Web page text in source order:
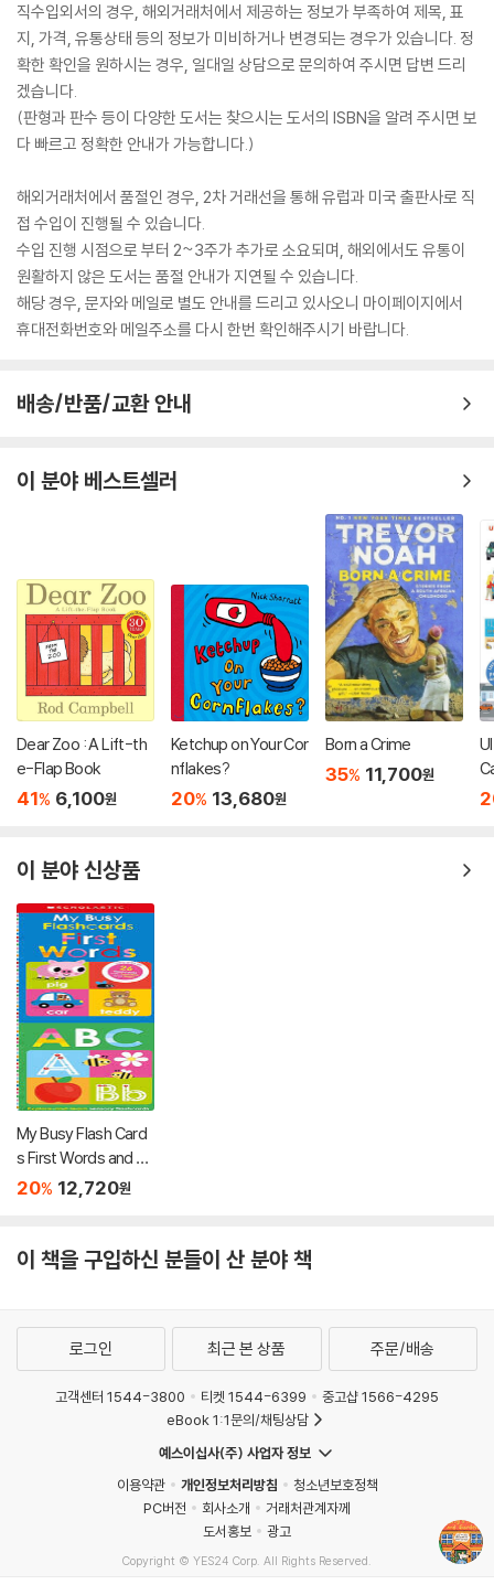
직수입외서의 경우, 해외거래처에서 제공하는 정보가 부족하여 제목, 표
지, 가격, 유통상태 등의 정보가 미비하거나 변경되는 경우가 있습니다. 정
확한 확인을 원하시는 경우, 일대일 상담으로 문의하여 주시면 답변 드리
겠습니다.
(판형과 판수 등이 다양한 도서는 찾으시는 도서의 ISBN을 알려 주시면 보
다 빠르고 정확한 안내가 가능합니다.)
해외거래처에서 품절인 경우, 2차 거래선을 통해 유럽과 미국 출판사로 직
접 수입이 진행될 수 있습니다.
수입 진행 시점으로 부터 2~3주가 추가로 소요되며, 해외에서도 유통이
원활하지 않은 도서는 품절 안내가 지연될 수 있습니다.
해당 경우, 문자와 메일로 별도 안내를 드리고 있사오니 마이페이지에서
휴대전화번호와 메일주소를 다시 한번 확인해주시기 바랍니다.
배송/반품/교환 안내
이 분야 베스트셀러
Dear Zoo : A Lift-th
e-Flap Book
41% 6,100원
Ketchup on Your Cor
nflakes?
20% 13,680원
Born a Crime
35% 11,700원
이 분야 신상품
My Busy Flash Card
s First Words and A
BC: Scholastic Early
20% 12,720원
이 책을 구입하신 분들이 산 분야 책
로그인 최근 본 상품 주문/배송
고객센터 1544-3800 티켓 1544-6399
중고샵 1566-4295
eBook 1:1문의/채팅상담
예스이십사(주) 사업자 정보
이용약관
개인정보처리방침
청소년보호정책
PC버전
회사소개
거래처관계자께
도서홍보
광고
Copyright © YES24 Corp. All Rights Reserved.